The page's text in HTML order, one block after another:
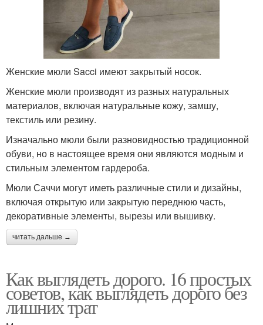
Женские мюли Sacci имеют закрытый носок.
Женские мюли производят из разных натуральных
материалов, включая натуральные кожу, замшу,
текстиль или резину.
Изначально мюли были разновидностью традиционной
обуви, но в настоящее время они являются модным и
стильным элементом гардероба.
Мюли Саччи могут иметь различные стили и дизайны,
включая открытую или закрытую переднюю часть,
декоративные элементы, вырезы или вышивку.
читать дальше →
Как выглядеть дорого. 16 простых
советов, как выглядеть дорого без
лишних трат